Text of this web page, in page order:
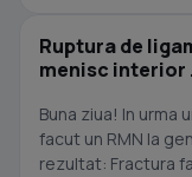
Ruptura de
menisc interior
Buna ziua! In urma
facut un RMN la
rezultat: Fractura